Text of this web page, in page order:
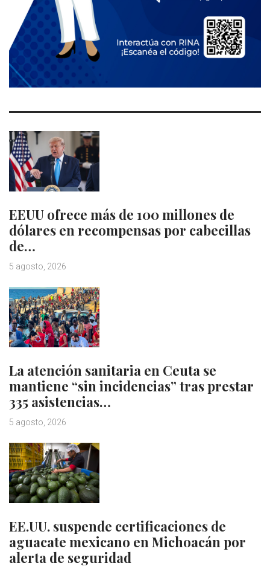
EEUU ofrece más de 100 millones de
dólares en recompensas por cabecillas
de…
5 agosto, 2026
La atención sanitaria en Ceuta se
mantiene “sin incidencias” tras prestar
335 asistencias…
5 agosto, 2026
EE.UU. suspende certificaciones de
aguacate mexicano en Michoacán por
alerta de seguridad